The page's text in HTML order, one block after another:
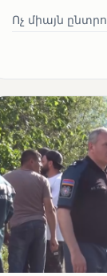
Ոչ միայն